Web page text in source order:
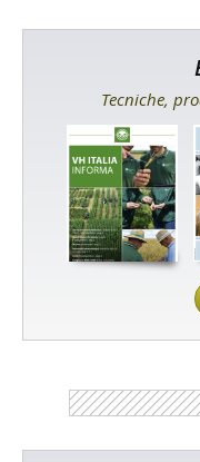
Tecniche,